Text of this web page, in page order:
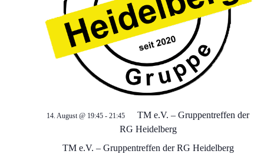
TM e.V. – Gruppentreffen der RG Heidelberg
14. August @ 19:45 - 21:45
TM e.V. – Gruppentreffen der
RG Heidelberg